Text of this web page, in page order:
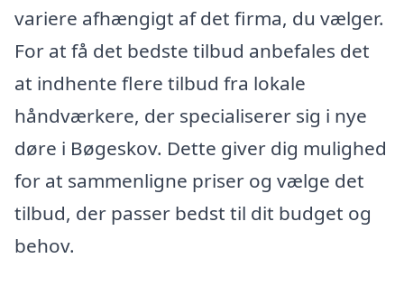
variere afhængigt af det firma, du vælger.
For at få det bedste tilbud anbefales det
at indhente flere tilbud fra lokale
håndværkere, der specialiserer sig i nye
døre i Bøgeskov. Dette giver dig mulighed
for at sammenligne priser og vælge det
tilbud, der passer bedst til dit budget og
behov.